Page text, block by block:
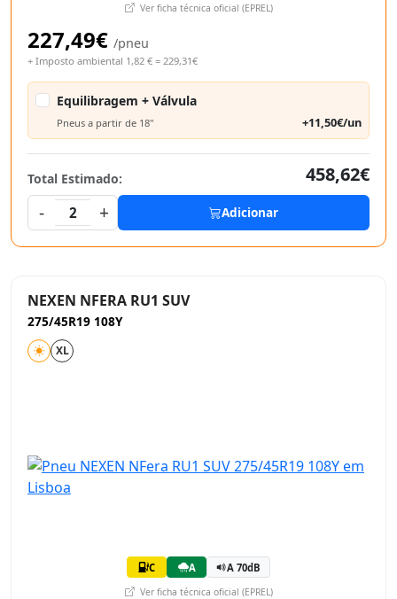
Ver ficha técnica oficial (EPREL)
227,49€ /pneu
+ Imposto ambiental 1,82 € = 229,31€
Equilibragem + Válvula
Pneus a partir de 18" +11,50€/un
Total Estimado:
458,62€
-
2 + Adicionar
NEXEN NFERA RU1 SUV
275/45R19 108Y
XL
C A A 70dB
Ver ficha técnica oficial (EPREL)